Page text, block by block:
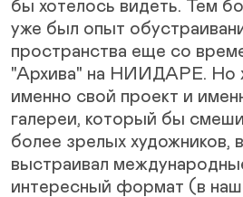
бы хотелось видеть. Тем
уже был опыт
пространства еще со
"Архива" на НИИДАРЕ. Но
именно свой проект и
галереи, который бы
более зрелых художников,
выстраивал
интересный формат (в